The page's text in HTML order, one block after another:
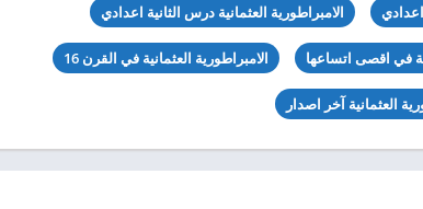
اعدادي الامبراطورية العثمانية درس الثانية اعدادي
في اقصى اتساعها الامبراطورية العثمانية في القرن 16
العثمانية آخر اصدار